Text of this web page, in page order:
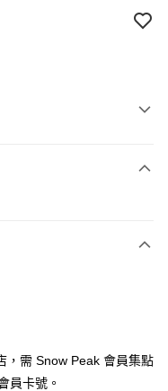
商業銀行
國際商業銀行
，需 Snow Peak 會員集點
員卡號。